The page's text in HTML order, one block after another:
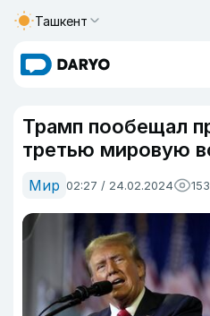
Ташкент
Трамп пообещал
третью мировую
Мир 02:27 / 24.02.2024